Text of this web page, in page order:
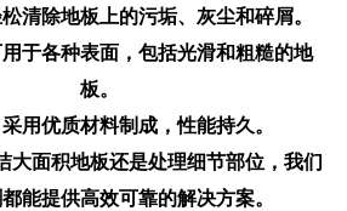
清除地板上的污垢、灰尘和碎屑。
于各种表面，包括光滑和粗糙的地
板。
用优质材料制成，性能持久。
大面积地板还是处理细节部位，我们
能提供高效可靠的解决方案。